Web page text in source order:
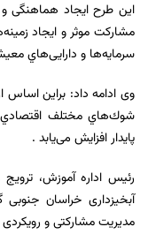
این طرح ایجاد هماهنگی
مشارکت موثر و ایجاد
سرمایه‌ها و دارایی‌هاي
وی ادامه داد: براین اساس
شوك‌هاي مختلف اقتصادي،
پایدار افزایش می‌یابد .
رئیس اداره آموزش،
آبخیزداری خراسان
مدیریت مشارکتی و